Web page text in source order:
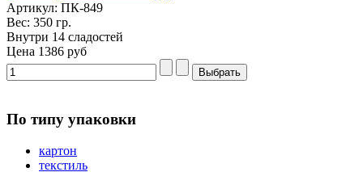
Артикул: ПК-849
Вес: 350 гр.
Внутри 14 сладостей
Цена 1386 руб
По типу упаковки
картон
текстиль